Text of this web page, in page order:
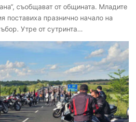
съобщават от общината. Младите
поставиха празнично начало на
Утре от сутринта…